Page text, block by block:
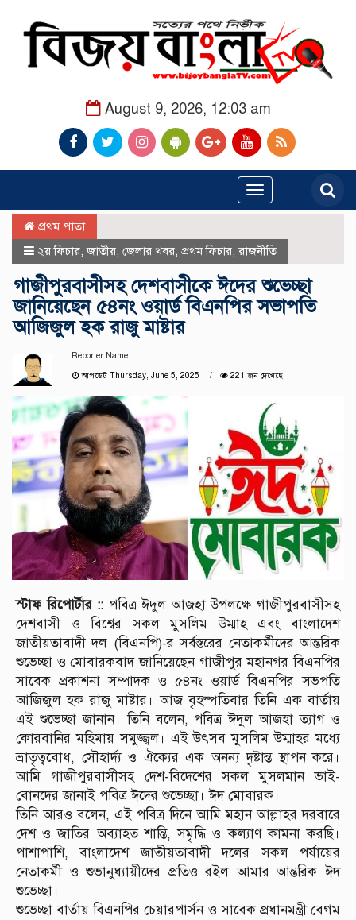
August 9, 2026, 12:03 am
Toggle
navigation
প্রথম পাতা
২য় ফিচার ,জাতীয় জেলার খবর প্রথম ফিচার রাজনীতি
গাজীপুরবাসীসহ দেশবাসীকে ঈদের শুভেচ্ছা
জানিয়েছেন ৫৪নং ওয়ার্ড বিএনপির সভাপতি
আজিজুল হক রাজু মাষ্টার
Reporter Name
আপডেট Thursday, June 5, 2025
221 জন দেখেছে
স্টাফ রিপোর্টার :: পবিত্র ঈদুল আজহা উপলক্ষে গাজীপুরবাসীসহ
দেশবাসী ও বিশ্বের সকল মুসলিম উম্মাহ এবং বাংলাদেশ
জাতীয়তাবাদী দল (বিএনপি)-র সর্বস্তরের নেতাকর্মীদের আন্তরিক
শুভেচ্ছা ও মোবারকবাদ জানিয়েছেন গাজীপুর মহানগর বিএনপির
সাবেক প্রকাশনা সম্পাদক ও ৫৪নং ওয়ার্ড বিএনপির সভপতি
আজিজুল হক রাজু মাষ্টার। আজ বৃহস্পতিবার তিনি এক বার্তায়
এই শুভেচ্ছা জানান। তিনি বলেন, পবিত্র ঈদুল আজহা ত্যাগ ও
কোরবানির মহিমায় সমুজ্জ্বল। এই উৎসব মুসলিম উম্মাহর মধ্যে
ভ্রাতৃত্ববোধ, সৌহার্দ্য ও ঐক্যের এক অনন্য দৃষ্টান্ত স্থাপন করে।
আমি গাজীপুরবাসীসহ দেশ-বিদেশের সকল মুসলমান ভাই-
বোনদের জানাই পবিত্র ঈদের শুভেচ্ছা। ঈদ মোবারক।
তিনি আরও বলেন, এই পবিত্র দিনে আমি মহান আল্লাহর দরবারে
দেশ ও জাতির অব্যাহত শান্তি, সমৃদ্ধি ও কল্যাণ কামনা করছি।
পাশাপাশি, বাংলাদেশ জাতীয়তাবাদী দলের সকল পর্যায়ের
নেতাকর্মী ও শুভানুধ্যায়ীদের প্রতিও রইল আমার আন্তরিক ঈদ
শুভেচ্ছা।
শুভেচ্ছা বার্তায় বিএনপির চেয়ারপার্সন ও সাবেক প্রধানমন্ত্রী বেগম